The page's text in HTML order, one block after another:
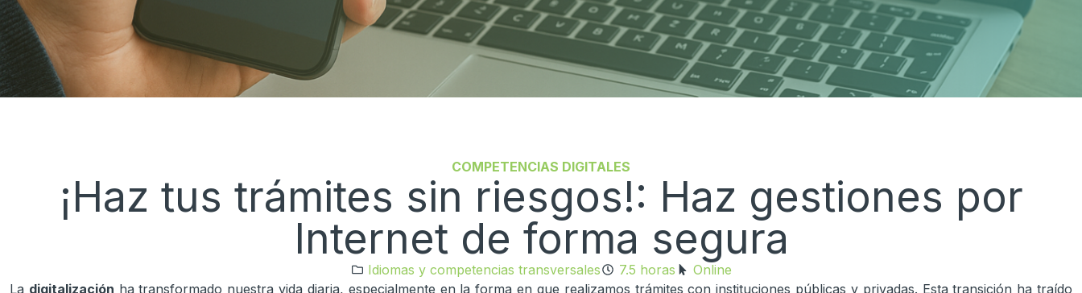
COMPETENCIAS DIGITALES
¡Haz tus trámites sin riesgos!: Haz gestiones por
Internet de forma segura
Idiomas y competencias transversales 7.5 horas
Online
La digitalización ha transformado nuestra vida diaria, especialmente en la forma en que realizamos trámites con instituciones públicas y privadas. Esta transición ha traído